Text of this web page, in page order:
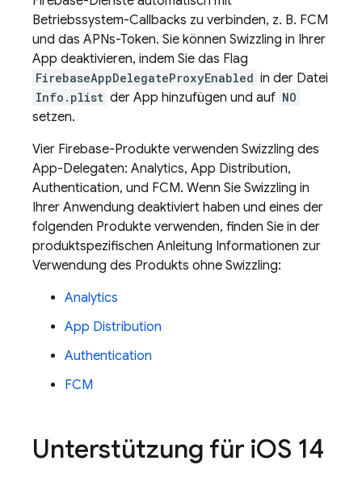
Betriebssystem-Callbacks zu verbinden, z. B. FCM
und das APNs-Token. Sie können Swizzling in Ihrer
App deaktivieren, indem Sie das Flag
FirebaseAppDelegateProxyEnabled in der Datei
Info.plist der App hinzufügen und auf NO
setzen.
Vier Firebase-Produkte verwenden Swizzling des
App-Delegaten: Analytics, App Distribution,
Authentication, und FCM. Wenn Sie Swizzling in
Ihrer Anwendung deaktiviert haben und eines der
folgenden Produkte verwenden, finden Sie in der
produktspezifischen Anleitung Informationen zur
Verwendung des Produkts ohne Swizzling:
Analytics
App Distribution
Authentication
FCM
Unterstützung für iOS 14